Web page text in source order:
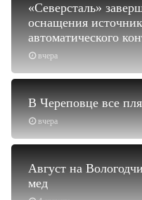
вчера
«Северсталь»
оснащения
автоматического
вчера
В Череповце все
Август на
мед